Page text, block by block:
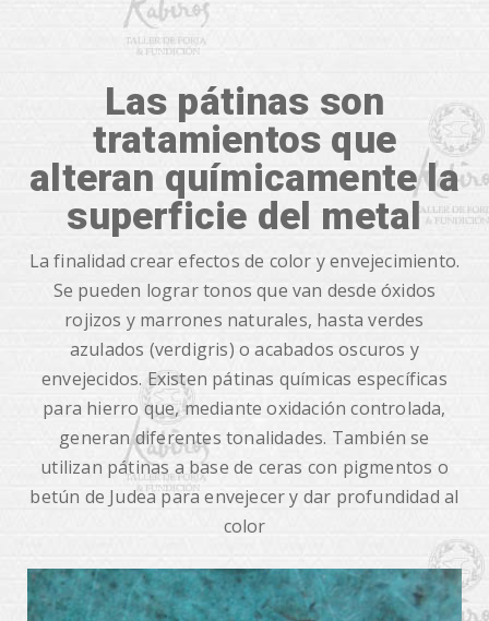
Las pátinas son
tratamientos que
alteran químicamente la
superficie del metal
La finalidad crear efectos de color y envejecimiento.
Se pueden lograr tonos que van desde óxidos
rojizos y marrones naturales, hasta verdes
azulados (verdigris) o acabados oscuros y
envejecidos. Existen pátinas químicas específicas
para hierro que, mediante oxidación controlada,
generan diferentes tonalidades. También se
utilizan pátinas a base de ceras con pigmentos o
betún de Judea para envejecer y dar profundidad al
color